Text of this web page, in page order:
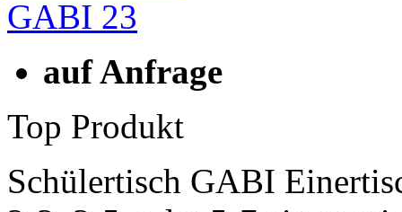
auf Anfrage
Top Produkt
Schülertisch GABI